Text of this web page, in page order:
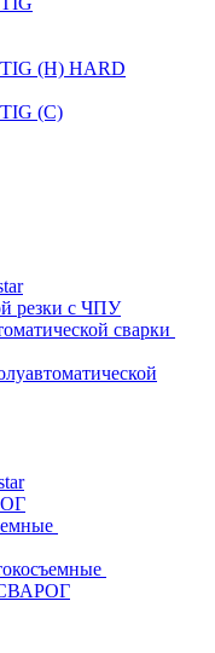
(H) HARD
(С)
резки с ЧПУ
сварки